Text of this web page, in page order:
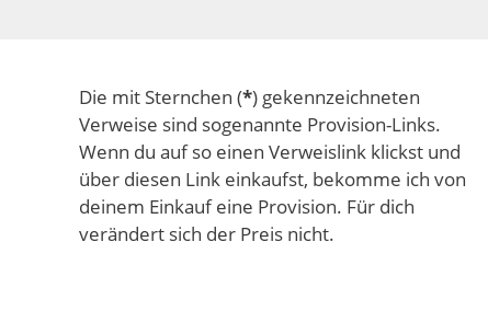
Die mit Sternchen (*) gekennzeichneten
Verweise sind sogenannte Provision-Links.
Wenn du auf so einen Verweislink klickst und
über diesen Link einkaufst, bekomme ich von
deinem Einkauf eine Provision. Für dich
verändert sich der Preis nicht.